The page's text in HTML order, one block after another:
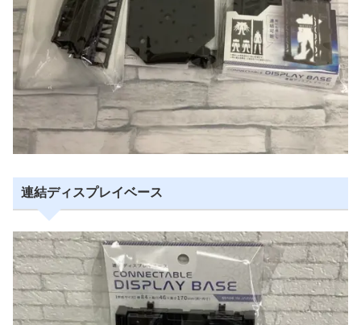
連結ディスプレイベース